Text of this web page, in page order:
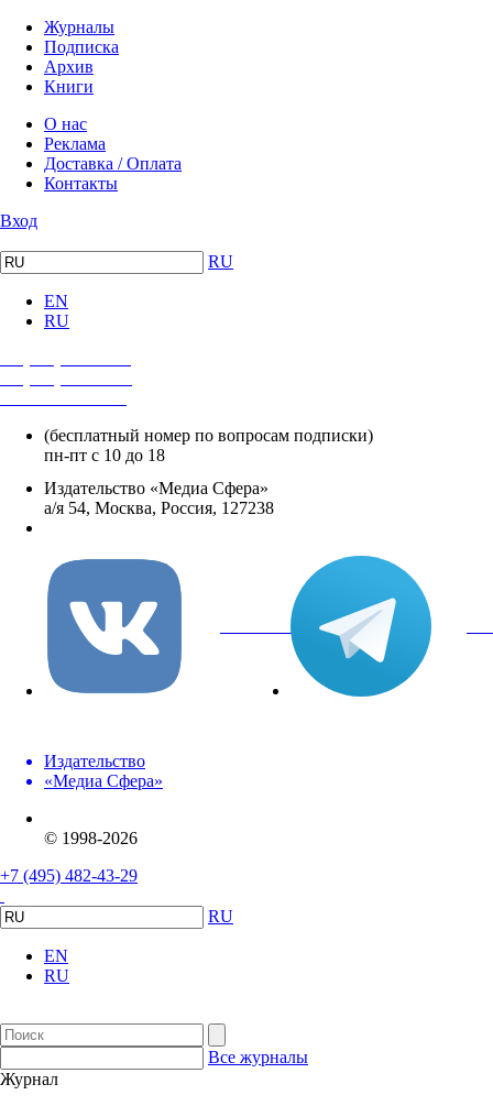
Журналы
Подписка
Архив
Книги
О нас
Реклама
Доставка / Оплата
Контакты
Вход
RU
EN
RU
(бесплатный номер по вопросам подписки)
пн-пт с 10 до 18
Издательство «Медиа Сфера»
а/я 54, Москва, Россия, 127238
вКонтакте
Издательство
«Медиа Сфера»
© 1998-2026
+7 (495) 482-43-29
RU
EN
RU
Все журналы
Журнал